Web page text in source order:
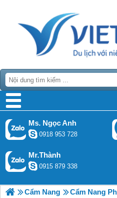
Ms. Ngọc Anh
0918 953 728
Mr.Thành
0915 879 338
Cẩm Nang Cẩm Nang